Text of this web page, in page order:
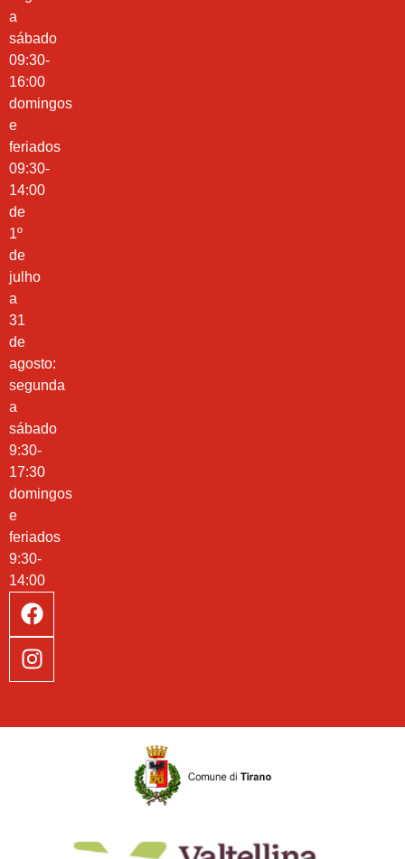
a
sábado
09:30-
16:00
domingos
e
feriados
09:30-
14:00
de
1º
de
julho
a
31
de
agosto:
segunda
a
sábado
9:30-
17:30
domingos
e
feriados
9:30-
14:00